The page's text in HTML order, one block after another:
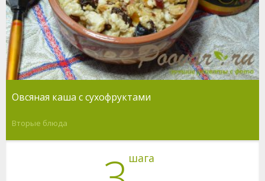
Овсяная каша с сухофруктами
Вторые блюда
шага